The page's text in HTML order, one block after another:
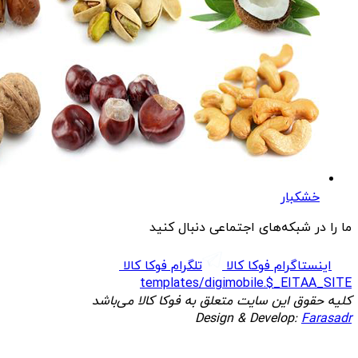
خشکبار
ما را در شبکه‌های اجتماعی دنبال کنید
اینستاگرام فوکا کالا
تلگرام فوکا کالا
templates/digimobile.$_EITAA_SITE
کلیه حقوق این سایت متعلق به فوکا کالا می‌باشد
Design & Develop:Farasadr